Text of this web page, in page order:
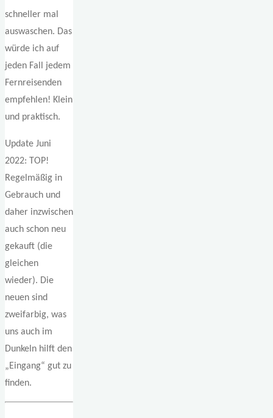
schneller mal
auswaschen. Das
würde ich auf
jeden Fall jedem
Fernreisenden
empfehlen! Klein
und praktisch.
Update Juni
2022: TOP!
Regelmäßig in
Gebrauch und
daher inzwischen
auch schon neu
gekauft (die
gleichen
wieder). Die
neuen sind
zweifarbig, was
uns auch im
Dunkeln hilft den
„Eingang“ gut zu
finden.